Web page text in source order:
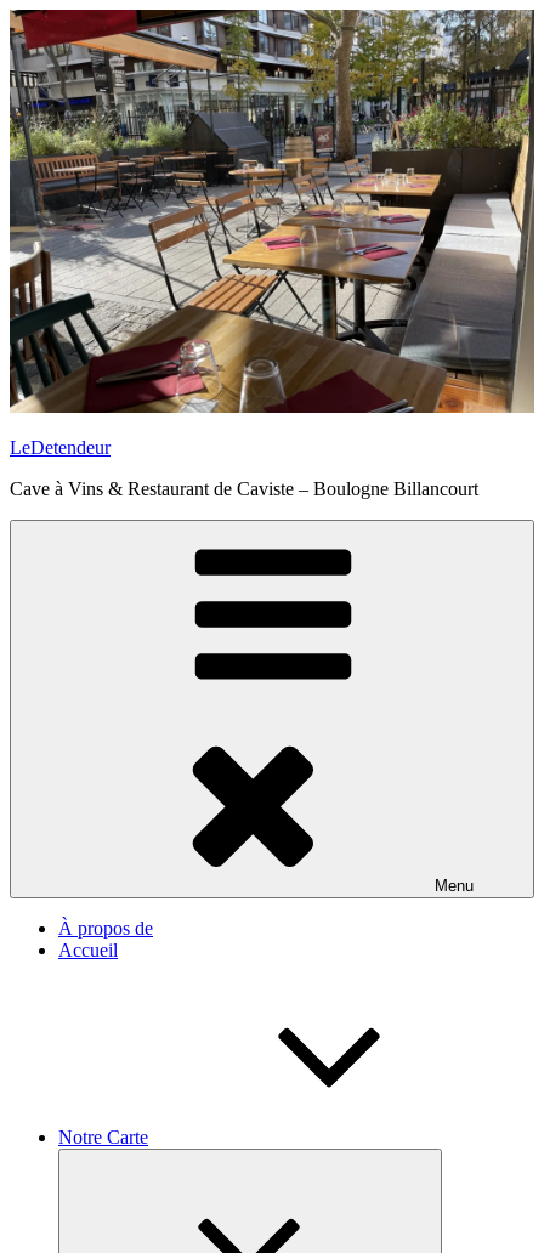
Aller
au
contenu
principal
LeDetendeur
Cave à Vins & Restaurant de Caviste – Boulogne Billancourt
Menu
À propos de
Accueil
Notre Carte